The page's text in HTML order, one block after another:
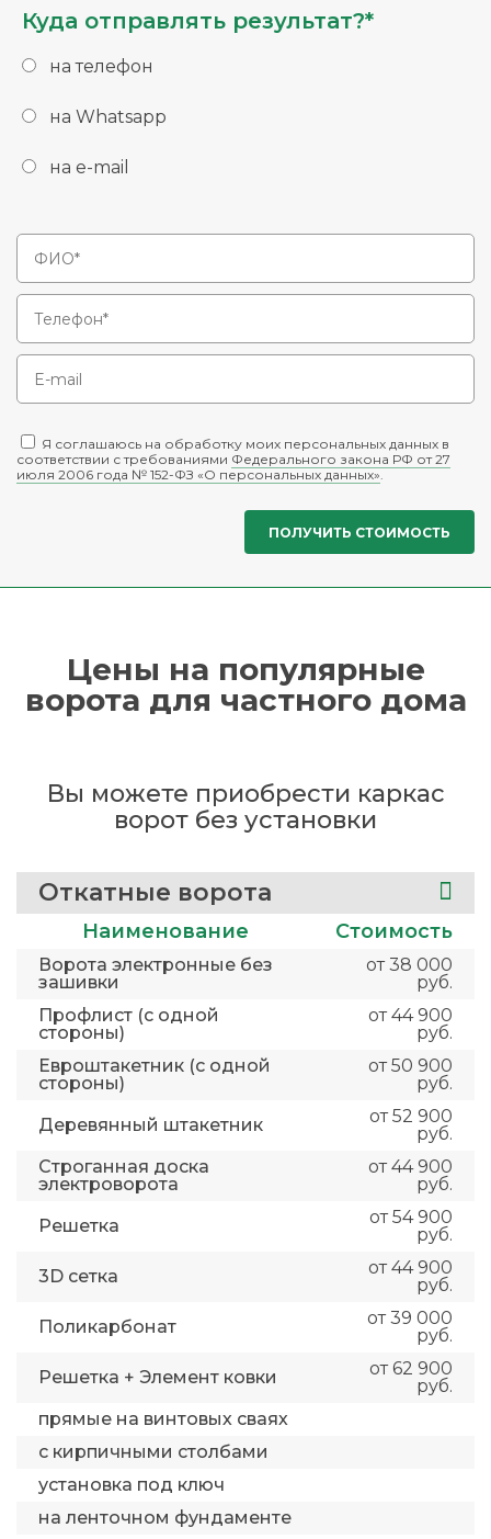
Куда отправлять результат?*
на телефон
на Whatsapp
на e-mail
Я соглашаюсь на обработку моих персональных данных в
соответствии с требованиями Федерального закона РФ от 27
июля 2006 года № 152-ФЗ «О персональных данных».
Цены на популярные
ворота для частного дома
Вы можете приобрести каркас
ворот без установки
Откатные ворота
Наименование Стоимость
Ворота электронные без
зашивки
от 38 000
руб.
Профлист (с одной
стороны)
от 44 900
руб.
Евроштакетник (с одной
стороны)
от 50 900
руб.
Деревянный штакетник
от 52 900
руб.
Строганная доска
электроворота
от 44 900
руб.
Решетка
от 54 900
руб.
3D сетка
от 44 900
руб.
Поликарбонат
от 39 000
руб.
Решетка + Элемент ковки
от 62 900
руб.
прямые на винтовых сваях
с кирпичными столбами
установка под ключ
на ленточном фундаменте